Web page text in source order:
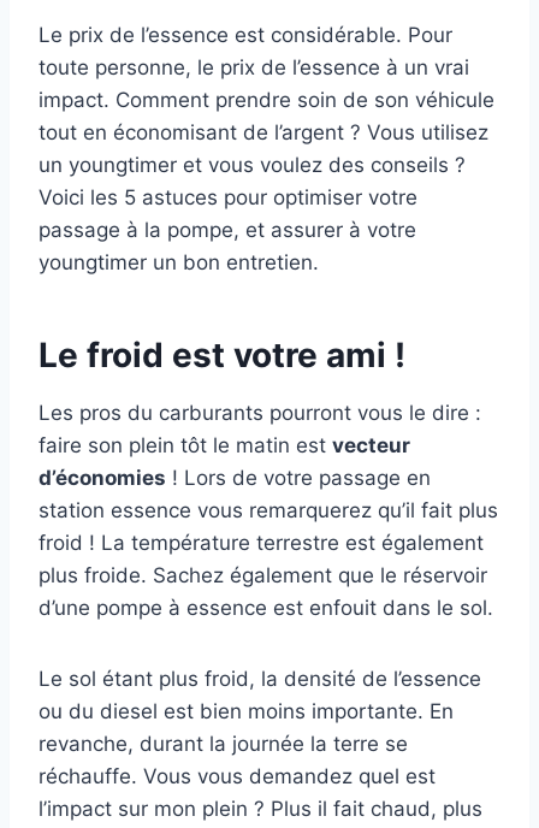
Le prix de l’essence est considérable. Pour
toute personne, le prix de l’essence à un vrai
impact. Comment prendre soin de son véhicule
tout en économisant de l’argent ? Vous utilisez
un youngtimer et vous voulez des conseils ?
Voici les 5 astuces pour optimiser votre
passage à la pompe, et assurer à votre
youngtimer un bon entretien.
Le froid est votre ami !
Les pros du carburants pourront vous le dire :
faire son plein tôt le matin est vecteur
d’économies ! Lors de votre passage en
station essence vous remarquerez qu’il fait plus
froid ! La température terrestre est également
plus froide. Sachez également que le réservoir
d’une pompe à essence est enfouit dans le sol.
Le sol étant plus froid, la densité de l’essence
ou du diesel est bien moins importante. En
revanche, durant la journée la terre se
réchauffe. Vous vous demandez quel est
l’impact sur mon plein ? Plus il fait chaud, plus